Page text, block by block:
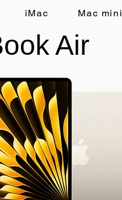
iMac Mac mini
Air